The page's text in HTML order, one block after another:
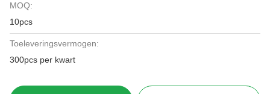
MOQ:
10pcs
Toeleveringsvermogen:
300pcs per kwart